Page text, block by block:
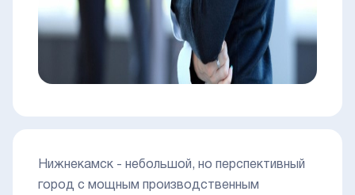
Нижнекамск - небольшой, но перспективный
город с мощным производственным